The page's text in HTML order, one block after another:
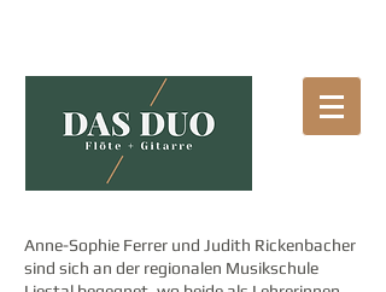
Anne-Sophie Ferrer und Judith Rickenbacher
sind sich an der regionalen Musikschule